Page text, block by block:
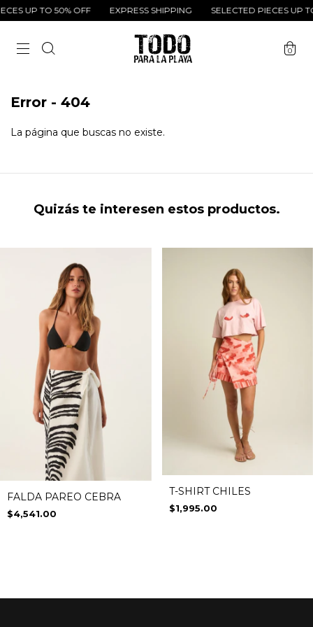
UP TO 50% OFF EXPRESS SHIPPING SELECTED PIECES UP
0
Error - 404
La página que buscas no existe.
Quizás te interesen estos productos.
FALDA PAREO CEBRA
$4,541.00
T-SHIRT CHILES
$1,995.00